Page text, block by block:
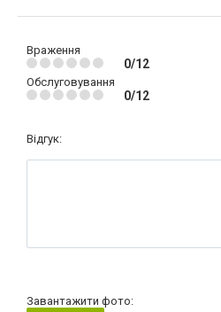
Враження
0/12
Обслуговування
0/12
Відгук:
Завантажити фото: